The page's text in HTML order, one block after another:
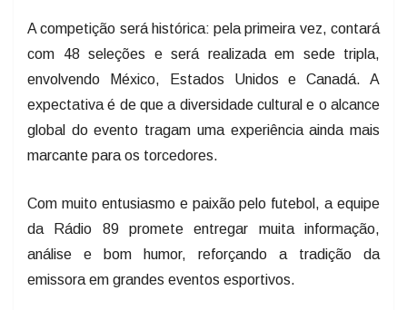
A competição será histórica: pela primeira vez, contará
com 48 seleções e será realizada em sede tripla,
envolvendo México, Estados Unidos e Canadá. A
expectativa é de que a diversidade cultural e o alcance
global do evento tragam uma experiência ainda mais
marcante para os torcedores.
Com muito entusiasmo e paixão pelo futebol, a equipe
da Rádio 89 promete entregar muita informação,
análise e bom humor, reforçando a tradição da
emissora em grandes eventos esportivos.